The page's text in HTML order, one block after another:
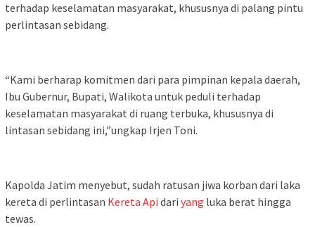
terhadap keselamatan masyarakat, khususnya di palang pintu
perlintasan sebidang.
“Kami berharap komitmen dari para pimpinan kepala daerah,
Ibu Gubernur, Bupati, Walikota untuk peduli terhadap
keselamatan masyarakat di ruang terbuka, khususnya di
lintasan sebidang ini,”ungkap Irjen Toni.
Kapolda Jatim menyebut, sudah ratusan jiwa korban dari laka
kereta di perlintasan Kereta Api dari yang luka berat hingga
tewas.